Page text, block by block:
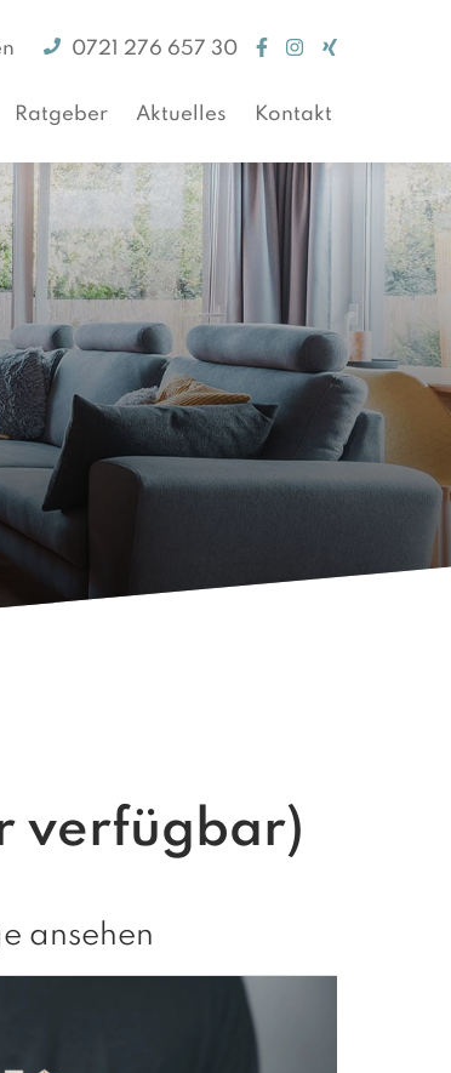
0721 276 657 30
Ratgeber Aktuelles Kontakt
verfügbar)
ansehen